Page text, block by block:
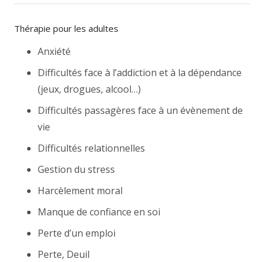
Thérapie pour les adultes
Anxiété
Difficultés face à l’addiction et à la dépendance
(jeux, drogues, alcool…)
Difficultés passagères face à un évènement de
vie
Difficultés relationnelles
Gestion du stress
Harcèlement moral
Manque de confiance en soi
Perte d’un emploi
Perte, Deuil